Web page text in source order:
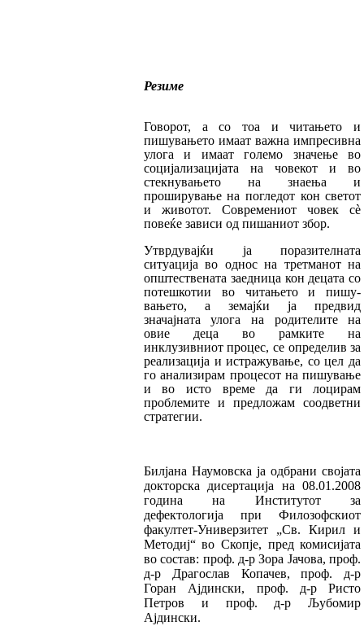
Резиме
Говорот, а со тоа и читањето и
пишувањето имаат важна импресивна
улога и имаат големо значење во
социјализацијата на човекот и во
стекнувањето на знаења и
проширување на погледот кон светот
и животот. Современиот човек сè
повеќе зависи од пишаниот збор.
Утврдувајќи ја поразителната
ситуација во однос на третманот на
општествената заедница кон децата со
потешкотии во читањето и пи­шу­­
вањето, а земајќи ја предвид
значајната улога на родителите на
овие деца во рамките на
инклузивниот процес, се определив за
реа­ли­зација и истражување, со цел да
го анали­зи­рам процесот на пишување
и во исто време да ги лоцирам
проблемите и предложам соодвет­ни
стратегии.
Билјана Наумовска ја одбрани својата
док­тор­ска дисертација на 08.01.2008
година на Инсти­ту­тот за
дефектологија при Филозофскиот
факултет-Универзитет „Св. Кирил и
Методиј“ во Скопје, пред комисијата
во состав: проф. д-р Зо­ра Јачова, проф.
д-р Драгослав Копачев, проф. д-р
Горан Ајдински, проф. д-р Ристо
Петров и проф. д-р Љубомир
Ајдински.